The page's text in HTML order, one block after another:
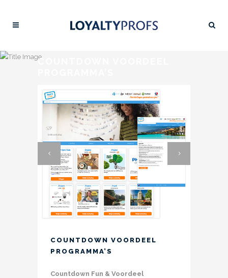
COUNTDOWN VOORDEEL
COUNTDOWN VOORDEEL
PROGRAMMA’S
Countdown Fun & Voordeel